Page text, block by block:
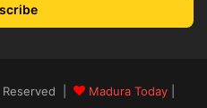
Reserved | Madura Today